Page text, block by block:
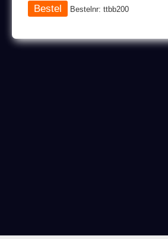
Bestelnr: ttbb200